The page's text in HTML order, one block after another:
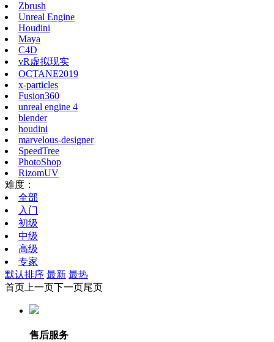
Zbrush
Unreal Engine
Houdini
Maya
C4D
vR虚拟现实
OCTANE2019
x-particles
Fusion360
unreal engine 4
blender
houdini
marvelous-designer
SpeedTree
PhotoShop
RizomUV
难度：
全部
入门
初级
中级
高级
专家
默认排序 最新 最热
首页 上一页下一页尾页
售后服务